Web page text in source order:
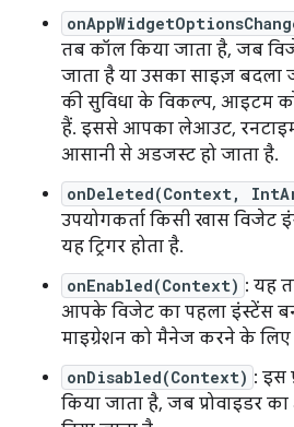
तब कॉल किया जाता है, जब
जाता है या उसका साइज़
की सुविधा के विकल्प, आइटम
हैं. इससे आपका लेआउट,
आसानी से अडजस्ट हो जाता है.
onDeleted(Context,
उपयोगकर्ता किसी खास विजेट
यह ट्रिगर होता है.
onEnabled(Context) : यह
आपके विजेट का पहला इंस्टेंस
माइग्रेशन को मैनेज करने के लिए
onDisabled(Context) : इस
किया जाता है, जब प्रोवाइडर